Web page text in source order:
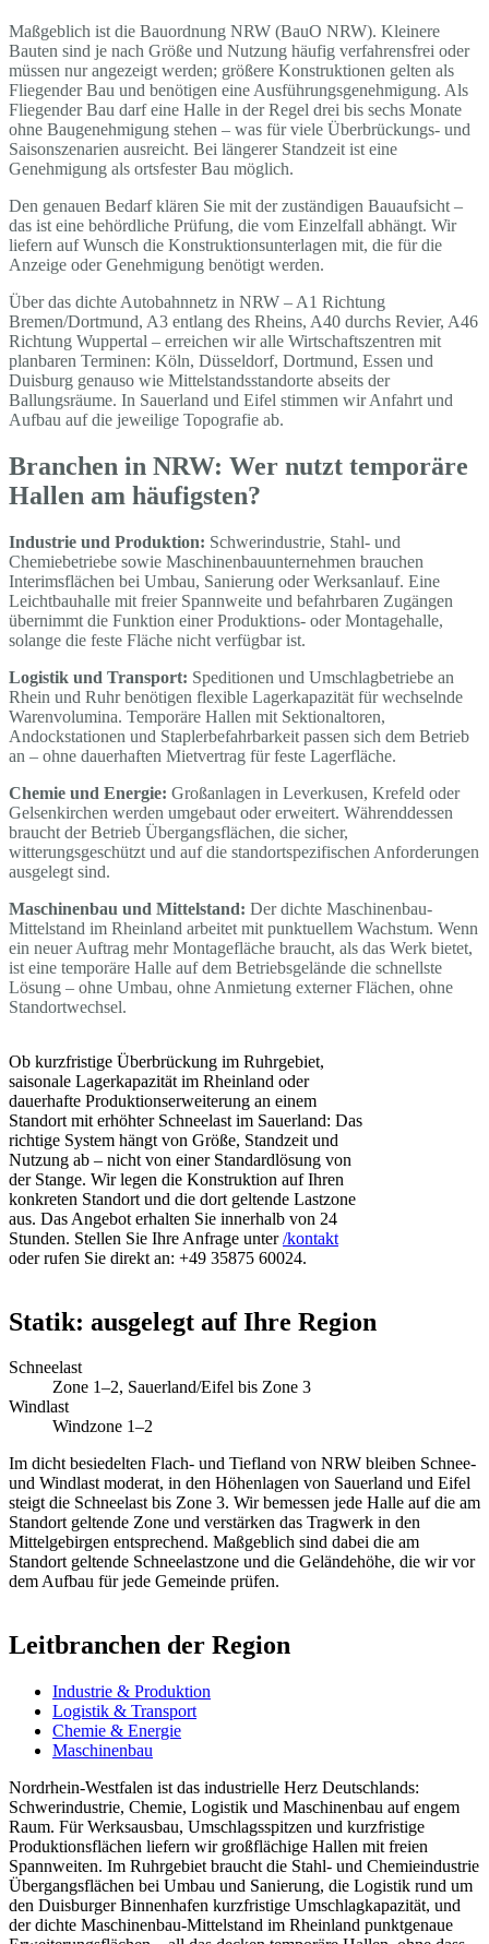
Maßgeblich ist die Bauordnung NRW (BauO NRW). Kleinere
Bauten sind je nach Größe und Nutzung häufig verfahrensfrei oder
müssen nur angezeigt werden; größere Konstruktionen gelten als
Fliegender Bau und benötigen eine Ausführungsgenehmigung. Als
Fliegender Bau darf eine Halle in der Regel drei bis sechs Monate
ohne Baugenehmigung stehen – was für viele Überbrückungs- und
Saisonszenarien ausreicht. Bei längerer Standzeit ist eine
Genehmigung als ortsfester Bau möglich.
Den genauen Bedarf klären Sie mit der zuständigen Bauaufsicht –
das ist eine behördliche Prüfung, die vom Einzelfall abhängt. Wir
liefern auf Wunsch die Konstruktionsunterlagen mit, die für die
Anzeige oder Genehmigung benötigt werden.
Über das dichte Autobahnnetz in NRW – A1 Richtung
Bremen/Dortmund, A3 entlang des Rheins, A40 durchs Revier, A46
Richtung Wuppertal – erreichen wir alle Wirtschaftszentren mit
planbaren Terminen: Köln, Düsseldorf, Dortmund, Essen und
Duisburg genauso wie Mittelstandsstandorte abseits der
Ballungsräume. In Sauerland und Eifel stimmen wir Anfahrt und
Aufbau auf die jeweilige Topografie ab.
Branchen in NRW: Wer nutzt temporäre
Hallen am häufigsten?
Industrie und Produktion: Schwerindustrie, Stahl- und
Chemiebetriebe sowie Maschinenbauunternehmen brauchen
Interimsflächen bei Umbau, Sanierung oder Werksanlauf. Eine
Leichtbauhalle mit freier Spannweite und befahrbaren Zugängen
übernimmt die Funktion einer Produktions- oder Montagehalle,
solange die feste Fläche nicht verfügbar ist.
Logistik und Transport: Speditionen und Umschlagbetriebe an
Rhein und Ruhr benötigen flexible Lagerkapazität für wechselnde
Warenvolumina. Temporäre Hallen mit Sektionaltoren,
Andockstationen und Staplerbefahrbarkeit passen sich dem Betrieb
an – ohne dauerhaften Mietvertrag für feste Lagerfläche.
Chemie und Energie: Großanlagen in Leverkusen, Krefeld oder
Gelsenkirchen werden umgebaut oder erweitert. Währenddessen
braucht der Betrieb Übergangsflächen, die sicher,
witterungsgeschützt und auf die standortspezifischen Anforderungen
ausgelegt sind.
Maschinenbau und Mittelstand: Der dichte Maschinenbau-
Mittelstand im Rheinland arbeitet mit punktuellem Wachstum. Wenn
ein neuer Auftrag mehr Montagefläche braucht, als das Werk bietet,
ist eine temporäre Halle auf dem Betriebsgelände die schnellste
Lösung – ohne Umbau, ohne Anmietung externer Flächen, ohne
Standortwechsel.
Ob kurzfristige Überbrückung im Ruhrgebiet,
saisonale Lagerkapazität im Rheinland oder
dauerhafte Produktionserweiterung an einem
Standort mit erhöhter Schneelast im Sauerland: Das
richtige System hängt von Größe, Standzeit und
Nutzung ab – nicht von einer Standardlösung von
der Stange. Wir legen die Konstruktion auf Ihren
konkreten Standort und die dort geltende Lastzone
aus. Das Angebot erhalten Sie innerhalb von 24
Stunden. Stellen Sie Ihre Anfrage unter/kontakt
oder rufen Sie direkt an: +49 35875 60024.
Statik: ausgelegt auf Ihre Region
Schneelast
Zone 1–2, Sauerland/Eifel bis Zone 3
Windlast
Windzone 1–2
Im dicht besiedelten Flach- und Tiefland von NRW bleiben Schnee-
und Windlast moderat, in den Höhenlagen von Sauerland und Eifel
steigt die Schneelast bis Zone 3. Wir bemessen jede Halle auf die am
Standort geltende Zone und verstärken das Tragwerk in den
Mittelgebirgen entsprechend. Maßgeblich sind dabei die am
Standort geltende Schneelastzone und die Geländehöhe, die wir vor
dem Aufbau für jede Gemeinde prüfen.
Leitbranchen der Region
Industrie & Produktion
Logistik & Transport
Chemie & Energie
Maschinenbau
Nordrhein-Westfalen ist das industrielle Herz Deutschlands:
Schwerindustrie, Chemie, Logistik und Maschinenbau auf engem
Raum. Für Werksausbau, Umschlagsspitzen und kurzfristige
Produktionsflächen liefern wir großflächige Hallen mit freien
Spannweiten. Im Ruhrgebiet braucht die Stahl- und Chemieindustrie
Übergangsflächen bei Umbau und Sanierung, die Logistik rund um
den Duisburger Binnenhafen kurzfristige Umschlagkapazität, und
der dichte Maschinenbau-Mittelstand im Rheinland punktgenaue